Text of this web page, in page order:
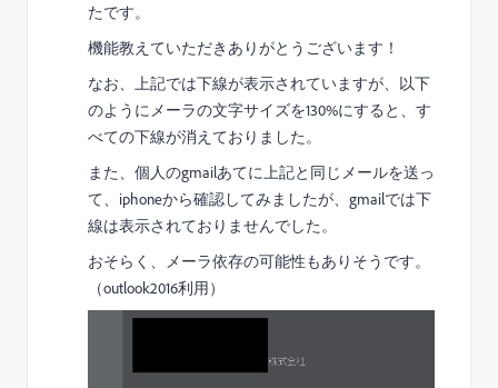
たです。
機能教えていただきありがとうございます！
なお、上記では下線が表示されていますが、以下
のようにメーラの文字サイズを130%にすると、す
べての下線が消えておりました。
また、個人のgmailあてに上記と同じメールを送っ
て、iphoneから確認してみましたが、gmailでは下
線は表示されておりませんでした。
おそらく、メーラ依存の可能性もありそうです。
（outlook2016利用）